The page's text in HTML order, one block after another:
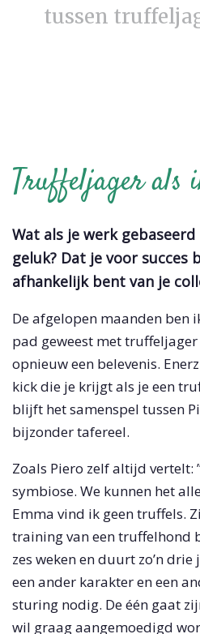
tussen
Truffeljager als
Wat als je werk
geluk? Dat je voor succes
afhankelijk bent van je
De afgelopen maanden ben
pad geweest met truffeljager
opnieuw een belevenis.
kick die je krijgt als je een
blijft het samenspel tussen
bijzonder tafereel.
Zoals Piero zelf altijd vertelt:
symbiose. We kunnen het
Emma vind ik geen truffels.
training van een truffelhond
zes weken en duurt zo’n
een ander karakter en een
sturing nodig. De één gaat
wil graag aangemoedigd